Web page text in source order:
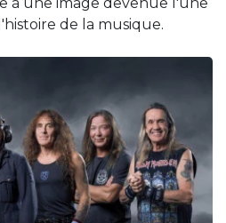
de la musique.